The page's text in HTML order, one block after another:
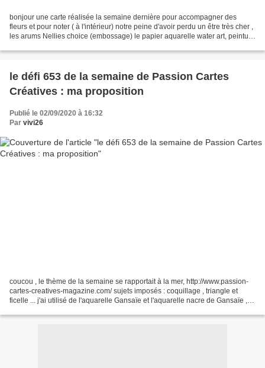
bonjour une carte réalisée la semaine dernière pour accompagner des
fleurs et pour noter ( à l'intérieur) notre peine d'avoir perdu un être très cher ,
les arums Nellies choice (embossage) le papier aquarelle water art, peinture
le défi 653 de la semaine de Passion Cartes
Créatives : ma proposition
Publié le 02/09/2020 à 16:32
Par vivi26
coucou , le thème de la semaine se rapportait à la mer, http://www.passion-
cartes-creatives-magazine.com/ sujets imposés : coquillage , triangle et
ficelle ... j'ai utilisé de l'aquarelle Gansaïe et l'aquarelle nacre de Gansaïe , le